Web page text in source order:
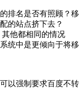
排名是否有照顾？移
的站点挤下去？
他都相同的情况
统中是更倾向于将移
以强制要求百度不转